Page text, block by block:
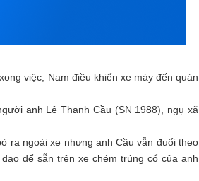
việc, Nam điều khiển xe máy đến quán
anh Lê Thanh Cầu (SN 1988), ngụ xã
ra ngoài xe nhưng anh Cầu vẫn đuổi theo
để sẵn trên xe chém trúng cổ của anh